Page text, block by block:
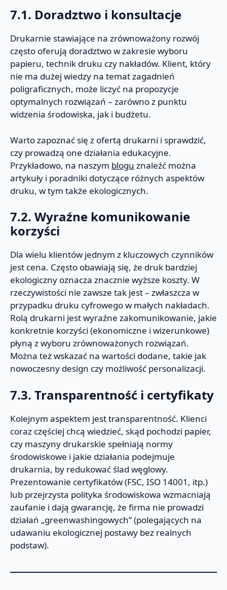
7.1. Doradztwo i konsultacje
Drukarnie stawiające na zrównoważony rozwój
często oferują doradztwo w zakresie wyboru
papieru, technik druku czy nakładów. Klient, który
nie ma dużej wiedzy na temat zagadnień
poligraficznych, może liczyć na propozycje
optymalnych rozwiązań – zarówno z punktu
widzenia środowiska, jak i budżetu.
Warto zapoznać się z ofertą drukarni i sprawdzić,
czy prowadzą one działania edukacyjne.
Przykładowo, na naszym blogu znaleźć można
artykuły i poradniki dotyczące różnych aspektów
druku, w tym także ekologicznych.
7.2. Wyraźne komunikowanie
korzyści
Dla wielu klientów jednym z kluczowych czynników
jest cena. Często obawiają się, że druk bardziej
ekologiczny oznacza znacznie wyższe koszty. W
rzeczywistości nie zawsze tak jest – zwłaszcza w
przypadku druku cyfrowego w małych nakładach.
Rolą drukarni jest wyraźne zakomunikowanie, jakie
konkretnie korzyści (ekonomiczne i wizerunkowe)
płyną z wyboru zrównoważonych rozwiązań.
Można też wskazać na wartości dodane, takie jak
nowoczesny design czy możliwość personalizacji.
7.3. Transparentność i certyfikaty
Kolejnym aspektem jest transparentność. Klienci
coraz częściej chcą wiedzieć, skąd pochodzi papier,
czy maszyny drukarskie spełniają normy
środowiskowe i jakie działania podejmuje
drukarnia, by redukować ślad węglowy.
Prezentowanie certyfikatów (FSC, ISO 14001, itp.)
lub przejrzysta polityka środowiskowa wzmacniają
zaufanie i dają gwarancję, że firma nie prowadzi
działań „greenwashingowych” (polegających na
udawaniu ekologicznej postawy bez realnych
podstaw).